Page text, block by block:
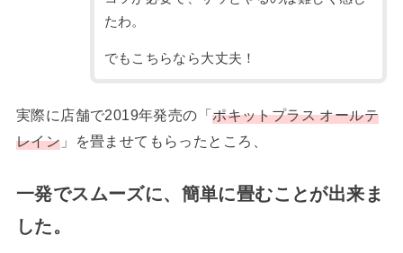
たわ。
でもこちらなら大丈夫！
実際に店舗で2019年発売の「ポキットプラス オールテ
レイン 」を畳ませてもらったところ、
一発でスムーズに、簡単に畳むことが出来ま
した。